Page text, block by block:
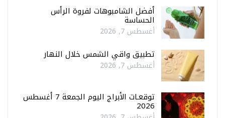
أفضل الشامبوهات لفروة الرأس
الحساسة
أغسطس 7, 2026
تطبيق واقي الشمس خلال النهار
أغسطس 7, 2026
توقعـات الأبراج اليوم الجمعة 7 أغسطس
2026